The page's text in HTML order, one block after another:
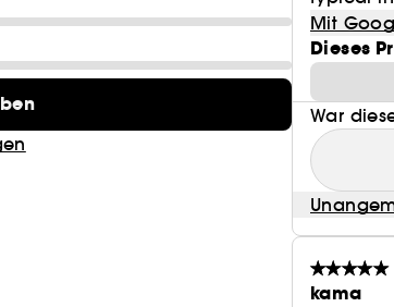
Das Sauvage Refill kann nicht einzeln
* Verwendung eines Sauvage Eau de
zur Verwendung von vier Sauvage Eau
Mit
Dieses
War
kama